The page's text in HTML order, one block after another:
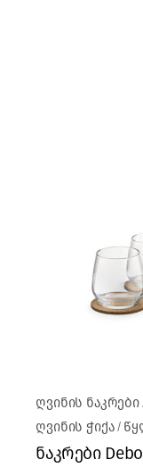
ღვინის ნაკრები
ღვინის ჭიქა
ნაკრები